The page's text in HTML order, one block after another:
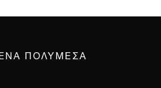
ΠΟΛΥΜΈΣΑ